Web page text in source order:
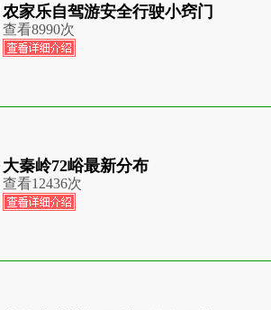
农家乐自驾游安全行驶小窍门
查看8990次
大秦岭72峪最新分布
查看12436次